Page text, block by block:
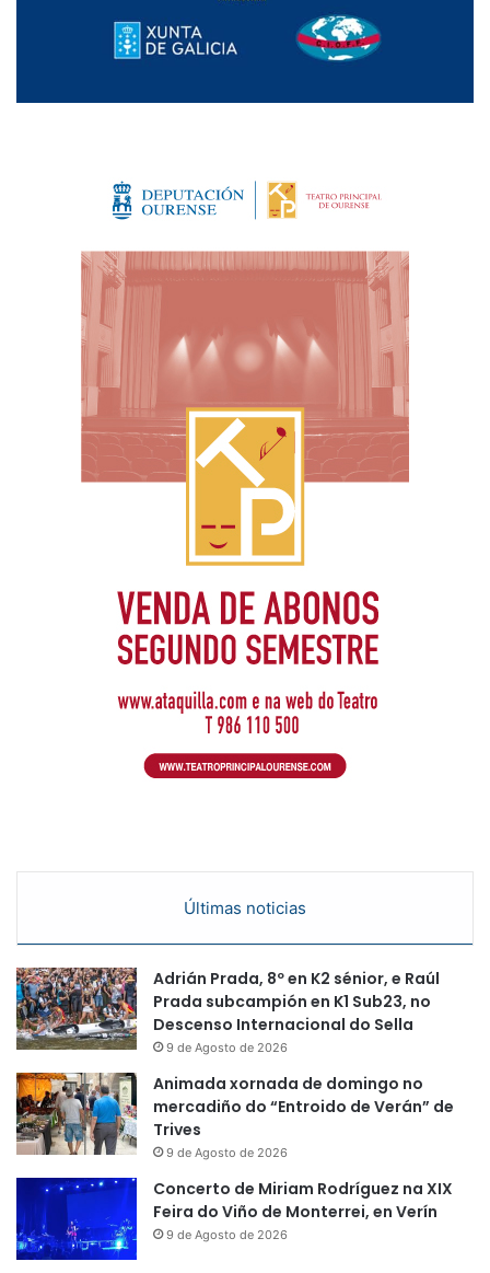
Últimas noticias
Adrián Prada, 8º en K2 sénior, e Raúl
Prada subcampión en K1 Sub23, no
Descenso Internacional do Sella
9 de Agosto de 2026
Animada xornada de domingo no
mercadiño do “Entroido de Verán” de
Trives
9 de Agosto de 2026
Concerto de Miriam Rodríguez na XIX
Feira do Viño de Monterrei, en Verín
9 de Agosto de 2026